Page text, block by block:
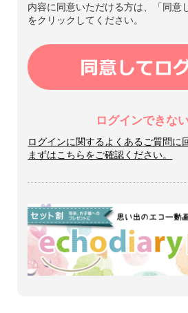
内容に同意いただける方は、「同意
をクリックしてください。
ログインできな
ログインに関するよくあるご質問に
まずはこちらをご確認ください。